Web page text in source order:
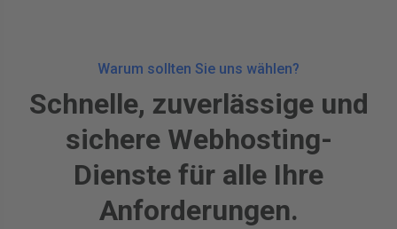
Warum sollten Sie uns wählen?
Schnelle, zuverlässige und
sichere Webhosting-
Dienste für alle Ihre
Anforderungen.